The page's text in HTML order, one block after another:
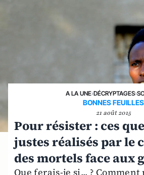
A LA UNE›DÉCRYPTAGES›
BONNES FEUILLES
21 août 2015
Pour résister : ces
justes réalisés par le
des mortels face aux
Que ferais-je si... ?